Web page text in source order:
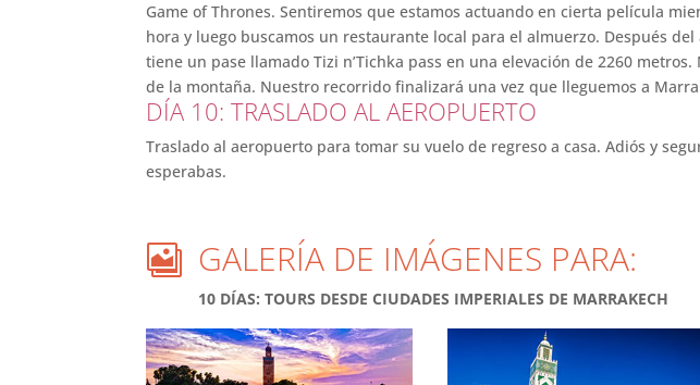
Game of Thrones. Sentiremos que estamos actuando en cierta película
hora y luego buscamos un restaurante local para el almuerzo. Después
tiene un pase llamado Tizi n’Tichka pass en una elevación de 2260
de la montaña. Nuestro recorrido finalizará una vez que lleguemos a
DÍA 10: TRASLADO AL AEROPUERTO
Traslado al aeropuerto para tomar su vuelo de regreso a casa. Adiós y
esperabas.
 GALERÍA DE IMÁGENES PARA:
10 DÍAS: TOURS DESDE CIUDADES IMPERIALES DE MARRAKECH